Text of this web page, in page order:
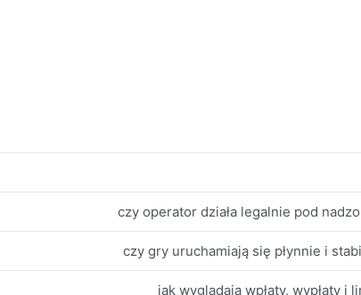
czy operator działa legalnie pod
czy gry uruchamiają się płynnie i
jak wyglądają wpłaty, wypłaty i